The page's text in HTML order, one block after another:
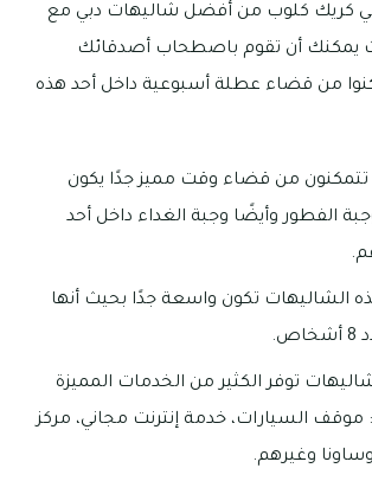
كريك كلوب من أفضل شاليهات دبي مع
أن تقوم باصطحاب أصدقائك
من قضاء عطلة أسبوعية داخل أحد هذه
تتمكنون من قضاء وقت مميز جدًا يكون
الفطور وأيضًا وجبة الغداء داخل أحد
الشاليهات تكون واسعة جدًا بحيث أنها
توفر الكثير من الخدمات المميزة
موقف السيارات، خدمة إنترنت مجاني، مركز
وغيرهم.